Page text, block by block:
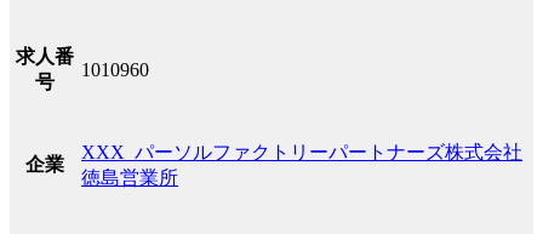
求人番
号
1010960
企業
XXX_パーソルファクトリーパートナーズ株式会社
徳島営業所